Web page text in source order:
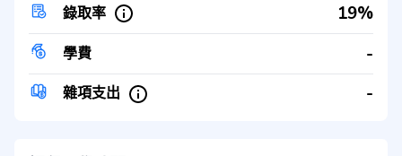
錄取率 19%
學費 -
雜項支出 -